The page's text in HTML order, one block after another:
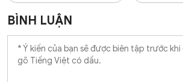
BÌNH LUẬN